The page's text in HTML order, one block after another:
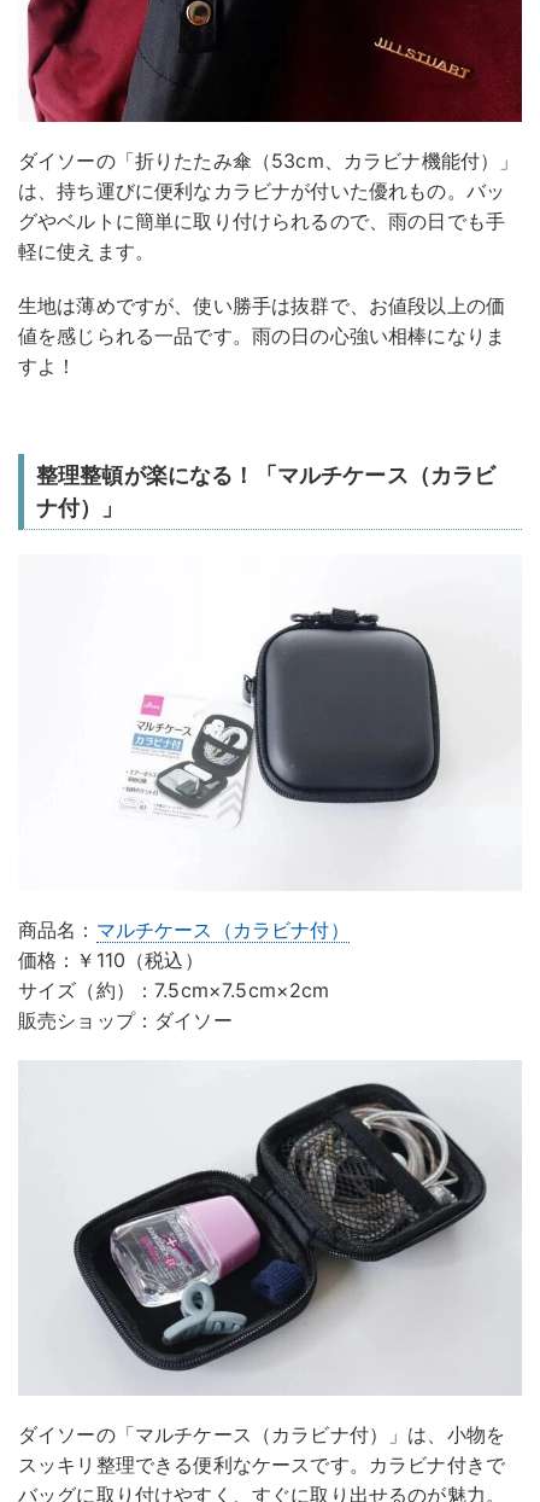
ダイソーの「折りたたみ傘（53cm、カラビナ機能付）」
は、持ち運びに便利なカラビナが付いた優れもの。バッ
グやベルトに簡単に取り付けられるので、雨の日でも手
軽に使えます。
生地は薄めですが、使い勝手は抜群で、お値段以上の価
値を感じられる一品です。雨の日の心強い相棒になりま
すよ！
整理整頓が楽になる！「マルチケース（カラビ
ナ付）」
商品名： マルチケース（カラビナ付）
価格：￥110（税込）
サイズ（約）：7.5cm×7.5cm×2cm
販売ショップ：ダイソー
ダイソーの「マルチケース（カラビナ付）」は、小物を
スッキリ整理できる便利なケースです。カラビナ付きで
バッグに取り付けやすく、すぐに取り出せるのが魅力。